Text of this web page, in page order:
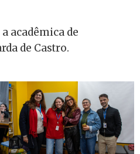
acadêmica de
de Castro.